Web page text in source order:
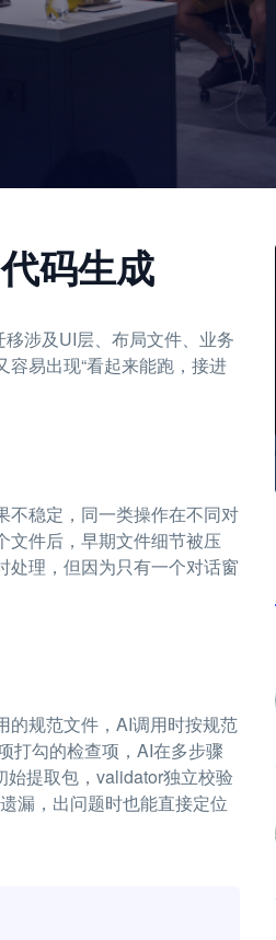
码生成
涉及UI层、布局文件、业务
易出现“看起来能跑，接进
不稳定，同一类操作在不同对
文件后，早期文件细节被压
处理，但因为只有一个对话窗
的规范文件，AI调用时按规范
打勾的检查项，AI在多步骤
提取包，validator独立校验
漏，出问题时也能直接定位